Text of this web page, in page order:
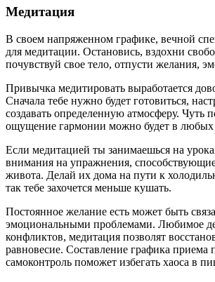
Медитация
В своем напряженном графике, вечной
для медитации. Остановись, вздохни
почувствуй свое тело, отпусти желания,
Привычка медитировать выработается
Сначала тебе нужно будет готовиться,
создавать определенную атмосферу. Чуть
ощущение гармонии можно будет в любых
Если медитацией ты занимаешься на
внимания на упражнения,
живота. Делай их дома на пути к
так тебе захочется меньше кушать.
Постоянное желание есть может быть
эмоциональными проблемами. Любимое
конфликтов, медитация позволят
равновесие. Составление графика приема
самоконтроль поможет избегать хаоса в